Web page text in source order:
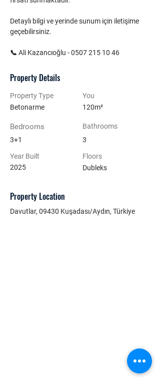
Detaylı bilgi ve yerinde sunum için iletişime
geçebilirsiniz.
📞 Ali Kazancıoğlu - 0507 215 10 46
Property Details
Property Type
Betonarme
Bedrooms
3+1
Year Built
2025
You
120m²
Bathrooms
3
Floors
Dubleks
Property Location
Davutlar, 09430 Kuşadası/Aydın, Türkiye